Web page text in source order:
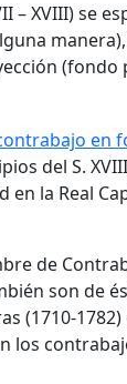
– XVIII) se
(fondo
del S.
la Real
de
son de
(1710-
los